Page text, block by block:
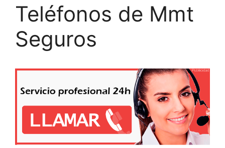
Teléfonos de Mmt
Seguros